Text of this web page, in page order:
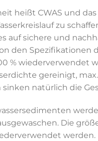
heißt CWAS und
zu
auf sichere und
den Spezifikationen
% wiederverwendet
gereinigt,
sinken natürlich die
Die